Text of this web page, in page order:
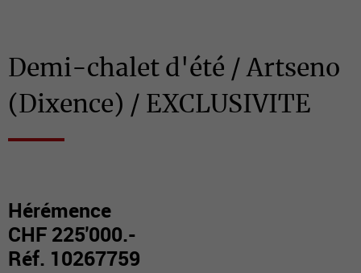
Demi-chalet d'été / Artseno
(Dixence) / EXCLUSIVITE
Hérémence
CHF 225'000.-
Réf. 10267759